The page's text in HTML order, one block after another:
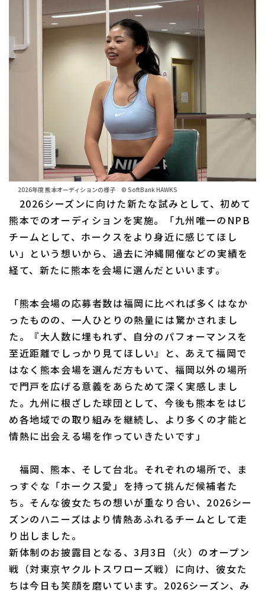
2026年度 熊本オーディションの様子 © SoftBank HAWKS
2026シーズンに向けた新たな試みとして、初めて
熊本でのオーディションを実施。「九州唯一のNPB
チームとして、ホークスをより身近に感じてほし
い」という想いから、過去に沖縄開催などの実績を
経て、新たに熊本を会場に選んだといいます。
「熊本会場の応募者数は福岡に比べれば多くはなか
ったものの、一人ひとりの熱量には驚かされまし
た。『大人数に埋もれず、自分のパフォーマンスを
至近距離でしっかり見てほしい』と、あえて福岡で
はなく熊本会場を選んだ方もいて、福岡以外の場所
で門戸を広げる意義をあらためて深く実感しまし
た。九州に根ざした球団として、今後も熊本をはじ
め各地域での取り組みを継続し、より多くの才能と
情熱に出会える場を作っていきたいです」
福岡、熊本、そして台北。それぞれの場所で、ま
っすぐな「ホークス愛」を持って挑んだ候補者た
ち。そんな彼女たちの想いが重なり合い、2026シー
ズンのハニーズはより情熱あふれるチームとして走
り出しました。
新体制のお披露目となる、3月3日（火）のオープン
戦（対東京ヤクルトスワローズ戦）に向け、彼女た
ちは今日も笑顔を磨いています。2026シーズン、み